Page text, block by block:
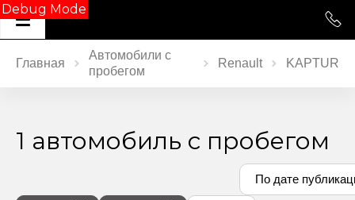
Debug Mode
Главная
Автомобили с
пробегом
Renault KAPTUR
1 автомобиль с пробегом
По дате